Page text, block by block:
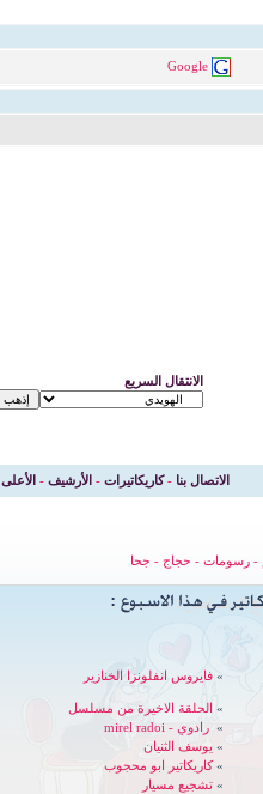
Google
الانتقال السريع
الاتصال بنا -كاريكاتيرات - الأرشيف - الأعلى
-رسومات - حجاج - جحا
» فايروس انفلونزا الخنازير
» الحلقة الاخيرة من مسلسل
» رادوي - mirel radoi
» يوسف الثنيان
» كاريكاتير ابو محجوب
» تشجيع مسيار